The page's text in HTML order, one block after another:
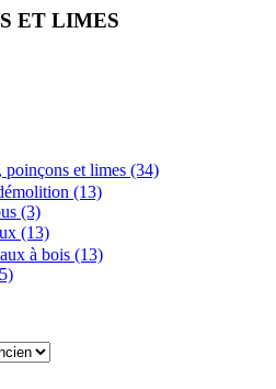
ET LIMES
poinçons et limes (34)
(13)
(3)
(13)
à bois (13)